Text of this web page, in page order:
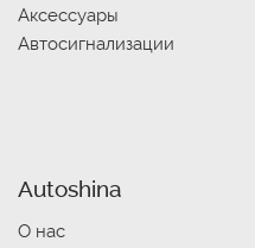
Аксессуары
Автосигнализации
Autoshina
О нас